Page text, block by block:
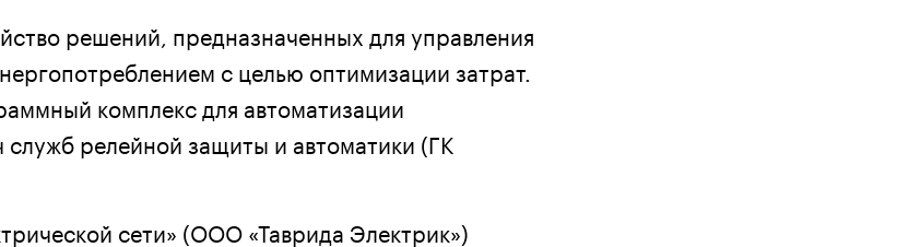
решений, предназначенных для управления
с целью оптимизации затрат.
комплекс для автоматизации
служб релейной защиты и автоматики (ГК
сети» (ООО «Таврида Электрик»)